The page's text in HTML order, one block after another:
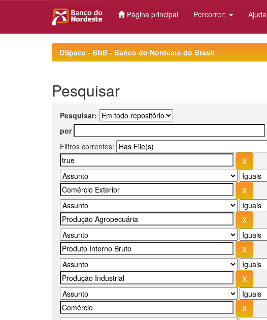
Página principal Percorrer: Ajuda
DSpace - BNB - Banco do Nordeste do Brasil
Pesquisar
Pesquisar:
por
Filtros correntes: